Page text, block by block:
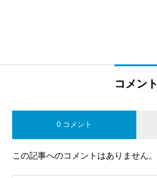
コメント
0 コメント
この記事へのコメントはありません。